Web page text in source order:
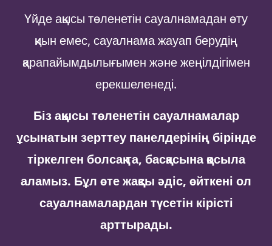
Үйде ақысы төленетін сауалнамадан өту
қиын емес, сауалнама жауап берудің
қарапайымдылығымен және жеңілдігімен
ерекшеленеді.
Біз ақысы төленетін сауалнамалар
ұсынатын зерттеу панелдерінің бірінде
тіркелген болсақ та, басқасына қосыла
аламыз. Бұл өте жақсы әдіс, өйткені ол
сауалнамалардан түсетін кірісті
арттырады.